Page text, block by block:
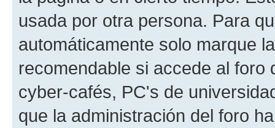
usada por otra persona. Para
automáticamente solo marque
recomendable si accede al foro
cyber-cafés, PC's de
que la administración del foro